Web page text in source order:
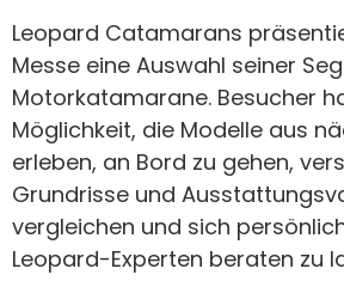
Leopard Catamarans
Messe eine Auswahl seiner
Motorkatamarane. Besucher
Möglichkeit, die Modelle aus
erleben, an Bord zu gehen,
Grundrisse und
vergleichen und sich
Leopard-Experten beraten zu